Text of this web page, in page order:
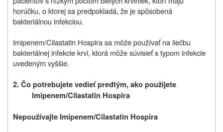
horúčku, o ktorej sa predpokladá, že je spôsobená
bakteriálnou infekciou.
Imipenem/Cilastatin Hospira sa môže používať na liečbu
bakteriálnej infekcie krvi, ktorá môže súvisieť s typom infekcie
uvedeným vyššie.
2. Čo potrebujete vedieť predtým, ako použijete
Imipenem/Cilastatin Hospira
Nepoužívajte Imipenem/Cilastatin Hospira